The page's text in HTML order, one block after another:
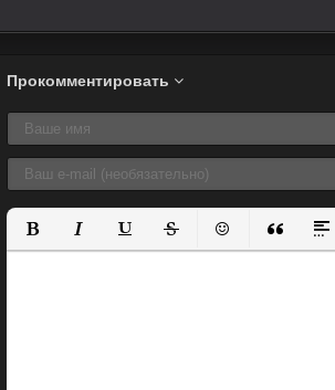
Прокомментировать
Полужирный
КурсивПодчеркнутый
Зачеркнутый
ВставитьВставка